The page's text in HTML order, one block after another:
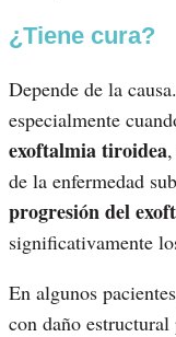
¿Tiene cura?
Depende de la
especialmente
exoftalmia tiroidea
de la enfermedad
progresión del
significativamente
En algunos
con daño estructural